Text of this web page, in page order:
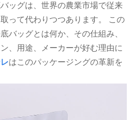
ッグは、世界の農業市場で従来
って代わりつつあります。 この
バッグとは何か、その仕組み、
、用途、メーカーが好む理由に
はこのパッケージングの革新を